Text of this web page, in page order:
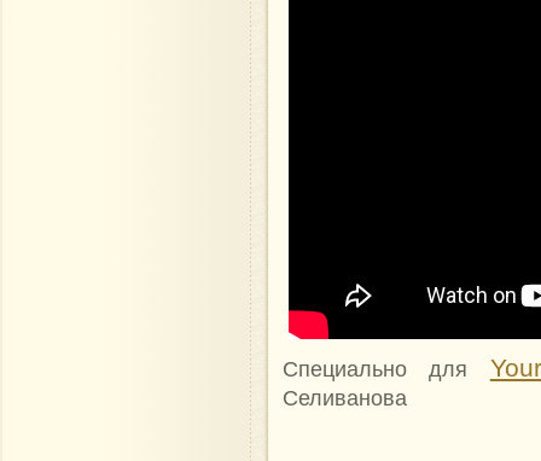
Специально для
Селиванова